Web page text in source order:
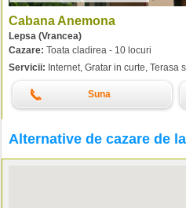
Cabana Anemona
Lepsa (Vrancea)
Cazare: Toata cladirea - 10 locuri
Servicii: Internet, Gratar in curte, Terasa
Suna
Alternative de cazare de